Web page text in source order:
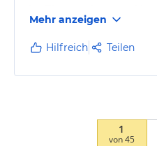
anschliessend nicht dafür
einfach reinkommen.
scheint egal zu sein. So
1000 Hotel-
Mehr anzeigen
Hilfreich Teilen
1
von45